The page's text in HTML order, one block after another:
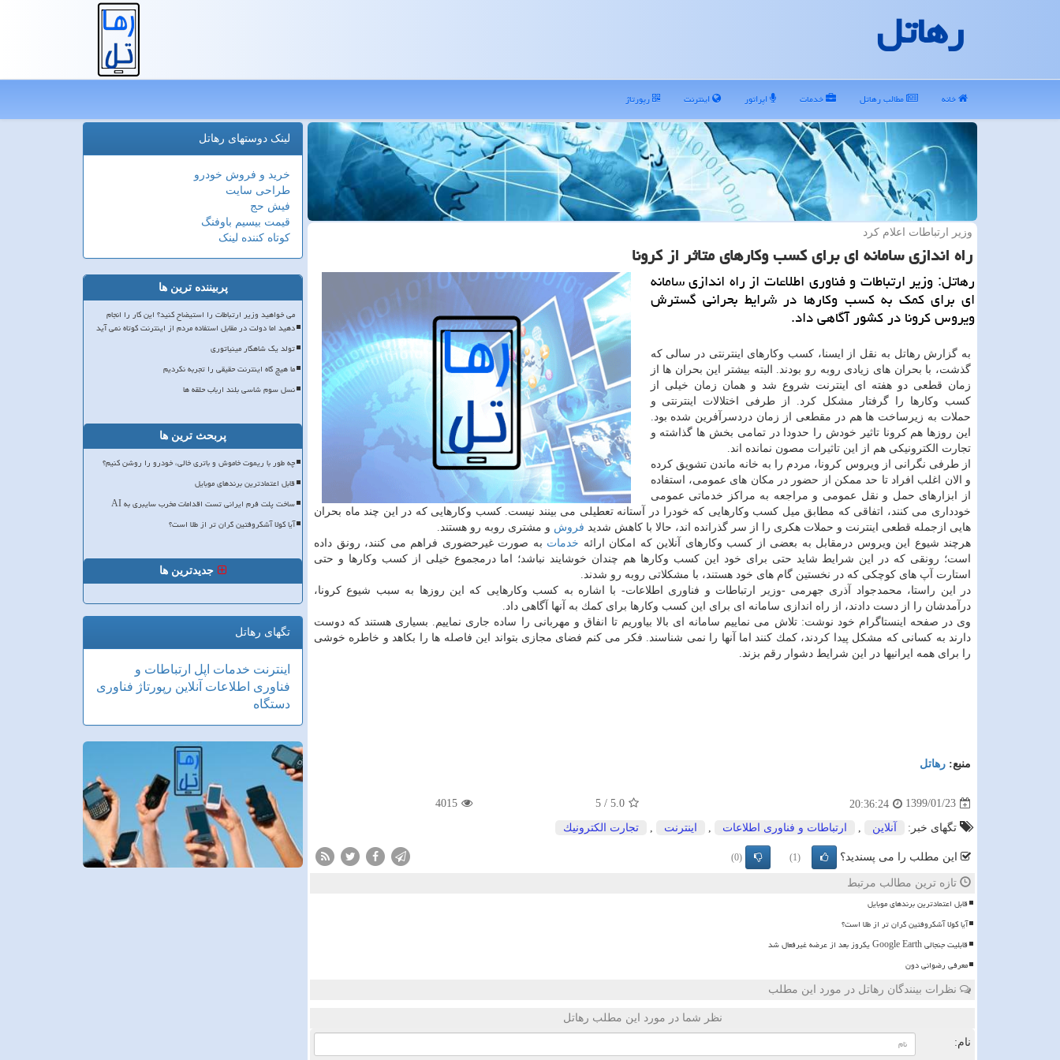
رهاتل
خانه مطالب رهاتل خدمات اپراتور اینترنت رپورتاژ
وزیر ارتباطات اعلام كرد
راه اندازی سامانه ای برای كسب وكارهای متاثر از كرونا
رهاتل: وزیر ارتباطات و فناوری اطلاعات از راه اندازی سامانه
ای برای كمك به كسب وكارها در شرایط بحرانی گسترش
ویروس كرونا در كشور آگاهی داد.
به گزارش رهاتل به نقل از ایسنا، كسب وكارهای اینترنتی در سالی كه
گذشت، با بحران های زیادی روبه رو بودند. البته بیشتر این بحران ها از
زمان قطعی دو هفته ای اینترنت شروع شد و همان زمان خیلی از
كسب وكارها را گرفتار مشكل كرد. از طرفی اختلالات اینترنتی و
حملات به زیرساخت ها هم در مقطعی از زمان دردسرآفرین شده بود.
این روزها هم كرونا تاثیر خودش را حدودا در تمامی بخش ها گذاشته و
تجارت الكترونیكی هم از این تاثیرات مصون نمانده اند.
از طرفی نگرانی از ویروس كرونا، مردم را به خانه ماندن تشویق كرده
و الان اغلب افراد تا حد ممكن از حضور در مكان های عمومی، استفاده
از ابزارهای حمل و نقل عمومی و مراجعه به مراكز خدماتی عمومی
خودداری می كنند، اتفاقی كه مطابق میل كسب وكارهایی كه خودرا در آستانه تعطیلی می بینند نیست. كسب وكارهایی كه در این چند ماه بحران
هایی ازجمله قطعی اینترنت و حملات هكری را از سر گذرانده اند، حالا با كاهش شدید فروش و مشتری روبه رو هستند.
هرچند شیوع این ویروس درمقابل به بعضی از كسب وكارهای آنلاین كه امكان ارائه خدمات به صورت غیرحضوری فراهم می كنند، رونق داده
است؛ رونقی كه در این شرایط شاید حتی برای خود این كسب وكارها هم چندان خوشایند نباشد؛ اما درمجموع خیلی از كسب وكارها و حتی
استارت آپ های كوچكی كه در نخستین گام های خود هستند، با مشكلاتی روبه رو شدند.
در این راستا، محمدجواد آذری جهرمی -وزیر ارتباطات و فناوری اطلاعات- با اشاره به كسب وكارهایی كه این روزها به سبب شیوع كرونا،
درآمدشان را از دست دادند، از راه اندازی سامانه ای برای این كسب وكارها برای كمك به آنها آگاهی داد.
وی در صفحه اینستاگرام خود نوشت: تلاش می نماییم سامانه ای بالا بیاوریم تا انفاق و مهربانی را ساده جاری نماییم. بسیاری هستند كه دوست
دارند به كسانی كه مشكل پیدا كردند، كمك كنند اما آنها را نمی شناسند. فكر می كنم فضای مجازی بتواند این فاصله ها را بكاهد و خاطره خوشی
را برای همه ایرانیها در این شرایط دشوار رقم بزند.
منبع: رهاتل
1399/01/23
20:36:24
5.0
/
5
4015
تگهای خبر: آنلاین ارتباطات و فناوری اطلاعات اینترنت تجارت الكترونیك
این مطلب را می پسندید؟ (1)
(0)
تازه ترین مطالب مرتبط
قابل اعتمادترین برندهای موبایل
آیا کولا آشکروفتین گران تر از طلا است؟
قابلیت جنجالی Google Earth یکروز بعد از عرضه غیرفعال شد
معرفی رضوانی دون
نظرات بینندگان رهاتل در مورد این مطلب
نظر شما در مورد این مطلب رهاتل
نام:
لینک دوستهای رهاتل
خرید و فروش خودرو
طراحی سایت
فیش حج
قیمت بیسیم باوفنگ
کوتاه کننده لینک
پربیننده ترین ها
می خواهید وزیر ارتباطات را استیضاح کنید؟ این کار را انجام
دهید اما دولت در مقابل استفاده مردم از اینترنت کوتاه نمی آید
تولد یک شاهکار مینیاتوری
ما هیچ گاه اینترنت حقیقی را تجربه نکردیم
نسل سوم شاسی بلند ارباب حلقه ها
پربحث ترین ها
چه طور با ریموت خاموش و باتری خالی، خودرو را روشن کنیم؟
قابل اعتمادترین برندهای موبایل
ساخت پلت فرم ایرانی تست اقدامات مخرب سایبری به AI
آیا کولا آشکروفتین گران تر از طلا است؟
جدیدترین ها
تگهای رهاتل
اینترنت خدمات اپل ارتباطات و
فناوری اطلاعات آنلاین رپورتاژ فناوری
دستگاه